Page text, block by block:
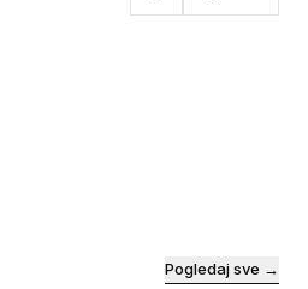
Pogledaj sve →